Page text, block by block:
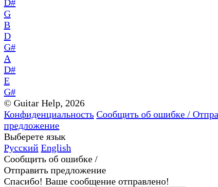
D#
G
B
D
G#
A
D#
E
G#
© Guitar Help, 2026
Конфиденциальность Сообщить об ошибке /
предложение
Выберете язык
Русский English
Сообщить об ошибке /
Отправить предложение
Спасибо! Ваше сообщение отправлено!